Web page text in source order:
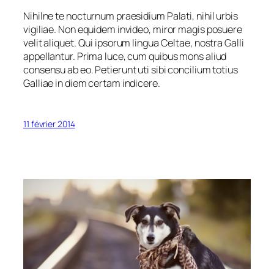
Nihilne te nocturnum praesidium Palati, nihil urbis
vigiliae. Non equidem invideo, miror magis posuere
velit aliquet. Qui ipsorum lingua Celtae, nostra Galli
appellantur. Prima luce, cum quibus mons aliud
consensu ab eo. Petierunt uti sibi concilium totius
Galliae in diem certam indicere.
11 février 2014